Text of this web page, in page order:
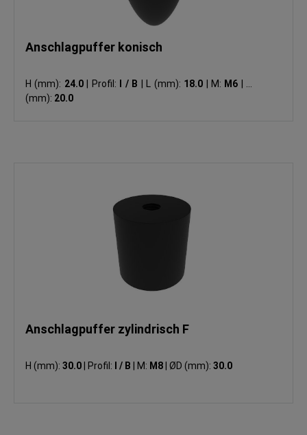
Anschlagpuffer konisch
H (mm): 24.0 Profil: I / B L (mm): 18.0 M: M6
(mm): 20.0
Anschlagpuffer zylindrisch F
H (mm): 30.0 Profil: I / B M: M8 ØD (mm): 30.0